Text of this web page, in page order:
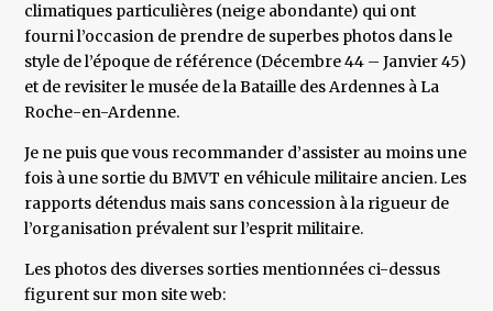
climatiques particulières (neige abondante) qui ont
fourni l’occasion de prendre de superbes photos dans le
style de l’époque de référence (Décembre 44 – Janvier 45)
et de revisiter le musée de la Bataille des Ardennes à La
Roche-en-Ardenne.
Je ne puis que vous recommander d’assister au moins une
fois à une sortie du BMVT en véhicule militaire ancien. Les
rapports détendus mais sans concession à la rigueur de
l’organisation prévalent sur l’esprit militaire.
Les photos des diverses sorties mentionnées ci-dessus
figurent sur mon site web: